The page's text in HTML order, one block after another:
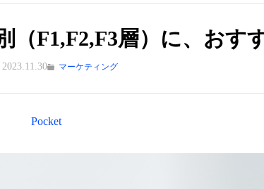
（F1,F2,F3層）に、おす
2023.11.30 マーケティング
Pocket